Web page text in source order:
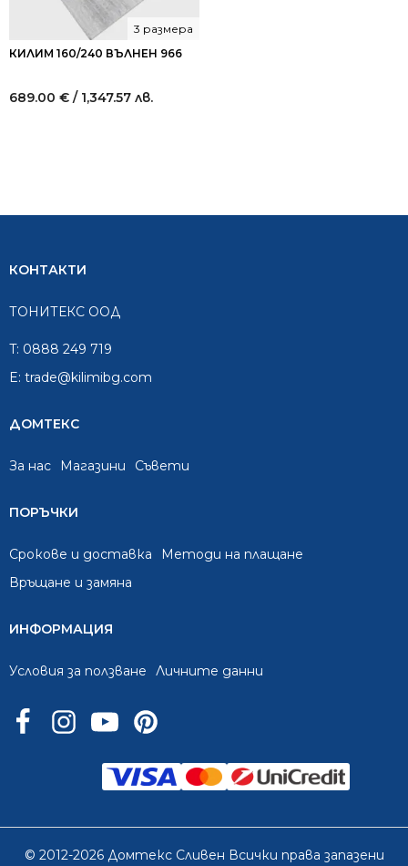
КИЛИМ 160/240 ВЪЛНЕН 966
3 размера
689.00 € / 1,347.57 лв.
КОНТАКТИ
ТОНИТЕКС ООД
T: 0888 249 719
E: trade@kilimibg.com
ДОМТЕКС
За нас Mагазини Съвети
ПОРЪЧКИ
Срокове и доставка
Методи на плащане
Връщане и замяна
ИНФОРМАЦИЯ
Условия за ползване Личните данни
© 2012-2026 Домтекс Сливен Всички права запазени